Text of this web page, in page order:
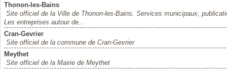
Thonon-les-Bains
Site officiel de la Ville de Thonon-les-Bains. Services municipaux,
Les entreprises autour de...
Cran-Gevrier
Site officiel de la commune de Cran-Gevrier
Meythet
Site officiel de la Mairie de Meythet